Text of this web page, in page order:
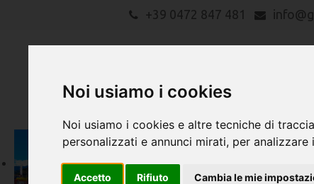
Noi usiamo i cookies
Noi usiamo i cookies e altre tecniche di
personalizzati e annunci mirati, per
Accetto Rifiuto Cambia le mie
+39 0472 847 481